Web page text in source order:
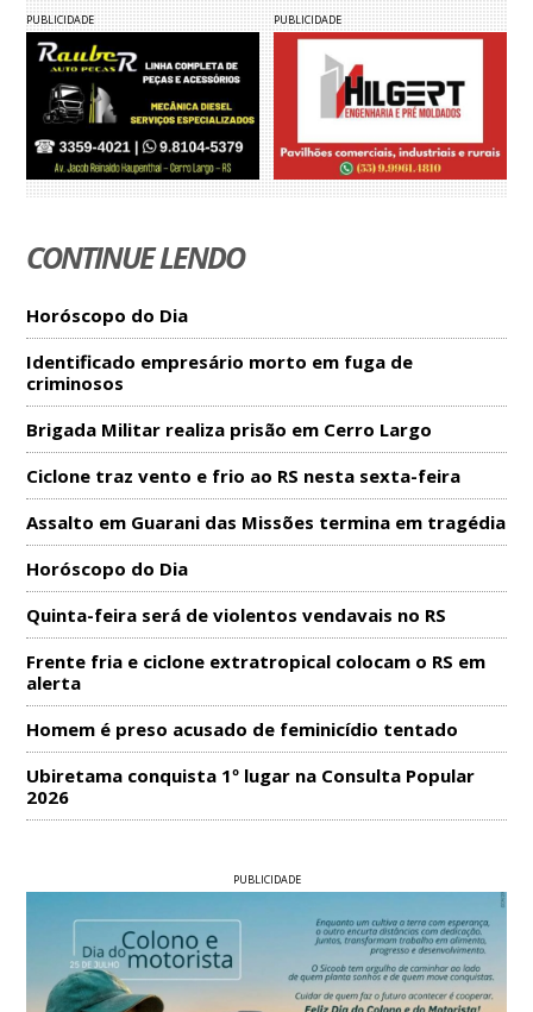
PUBLICIDADE PUBLICIDADE
CONTINUE LENDO
Horóscopo do Dia
Identificado empresário morto em fuga de
criminosos
Brigada Militar realiza prisão em Cerro Largo
Ciclone traz vento e frio ao RS nesta sexta-feira
Assalto em Guarani das Missões termina em tragédia
Horóscopo do Dia
Quinta-feira será de violentos vendavais no RS
Frente fria e ciclone extratropical colocam o RS em
alerta
Homem é preso acusado de feminicídio tentado
Ubiretama conquista 1º lugar na Consulta Popular
2026
PUBLICIDADE